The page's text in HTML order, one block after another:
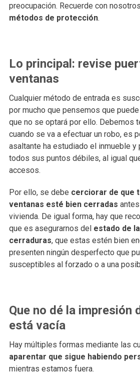
preocupación. Recuerde con
métodos de protección.
Lo principal: revise
ventanas
Cualquier método de entrada es
por mucho que pensemos que
que no se optará por ello. Debemos
cuando se va a efectuar un robo, es
asaltante ha estudiado el inmueble y
todos sus puntos débiles, al igual
accesos.
Por ello, se debe cerciorar de que
ventanas esté bien cerradas
vivienda. De igual forma, hay que
que es asegurarnos del estado de
cerraduras, que estas estén bien
presenten ningún desperfecto que
susceptibles al forzado o a una
Que no dé la impresión
está vacía
Hay múltiples formas mediante las
aparentar que sigue habiendo
mientras estamos fuera.